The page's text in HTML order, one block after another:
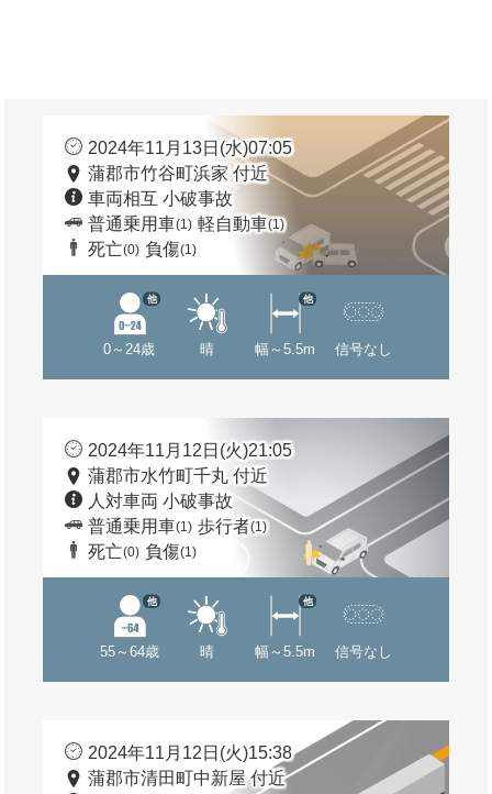
2024年11月13日(水)07:05
蒲郡市竹谷町浜家 付近
車両相互 小破事故
普通乗用車(1) 軽自動車(1)
死亡(0) 負傷(1)
0～24歳
他
晴 幅～5.5m
他
信号なし
2024年11月12日(火)21:05
蒲郡市水竹町千丸 付近
人対車両 小破事故
普通乗用車(1) 歩行者(1)
死亡(0) 負傷(1)
55～64歳
他
晴 幅～5.5m
他
信号なし
2024年11月12日(火)15:38
蒲郡市清田町中新屋 付近